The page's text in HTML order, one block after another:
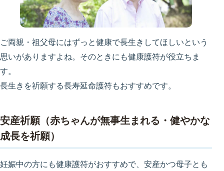
ご両親・祖父母にはずっと健康で長生きしてほしいという
思いがありますよね。そのときにも健康護符が役立ちま
す。
長生きを祈願する長寿延命護符もおすすめです。
安産祈願（赤ちゃんが無事生まれる・健やかな
成長を祈願）
妊娠中の方にも健康護符がおすすめで、安産かつ母子とも